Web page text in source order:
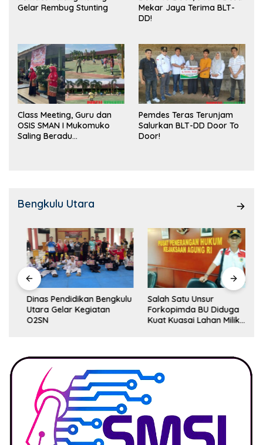
Gelar Rembug Stunting
Mekar Jaya Terima BLT-
DD!
Class Meeting, Guru dan
OSIS SMAN I Mukomuko
Saling Beradu
Pemdes Teras Terunjam
Salurkan BLT-DD Door To
Door!
Bengkulu Utara
Dinas Pendidikan Bengkulu
Utara Gelar Kegiatan
O2SN
Salah Satu Unsur
Forkopimda BU Diduga
Kuat Kuasai Lahan Milik